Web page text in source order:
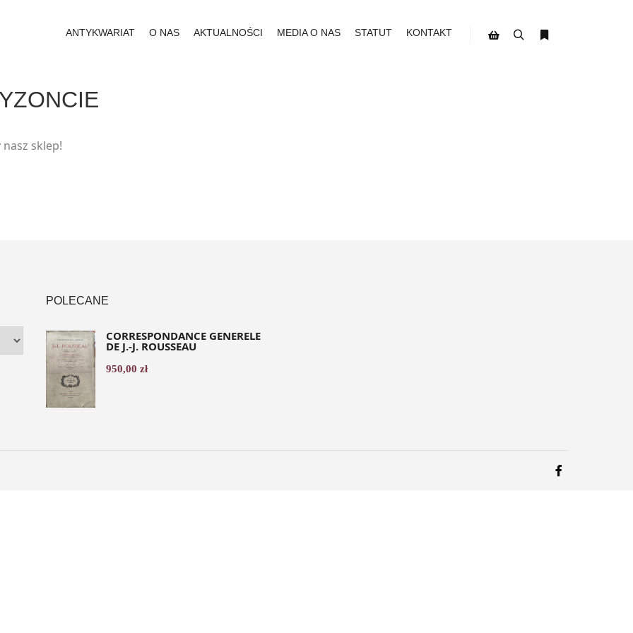
ANTYKWARIAT O NAS AKTUALNOŚCI MEDIA O NAS STATUT KONTAKT
sklep!
POLECANE
CORRESPONDANCE GENERELE
DE J.-J. ROUSSEAU
950,00 zł